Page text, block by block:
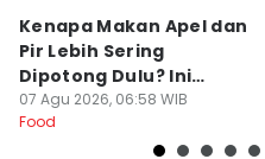
Kenapa Makan Apel dan
Pir Lebih Sering
Dipotong Dulu? Ini
Alasannya
07 Agu 2026, 06:58 WIB
Food